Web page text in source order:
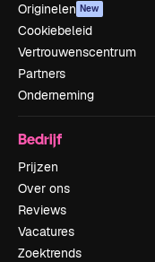
Originelen New
Cookiebeleid
Vertrouwenscentrum
Partners
Onderneming
Bedrijf
Prijzen
Over ons
Reviews
Vacatures
Zoektrends